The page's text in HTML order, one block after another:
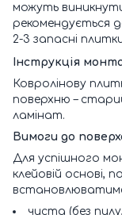
можуть
рекомендується
2-3 запасні
Інструкція
Ковролінову
поверхню –
ламінат.
Вимоги до
Для успішного
клейовій основі,
чиста (без